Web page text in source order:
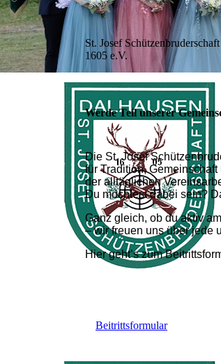
St. Josef
1605 e.V.
Werde Teil unserer
Die St. Josef
für Tradition,
der alltäglichen
Du möchtest dabei sein?
Ganz gleich, ob du aktiv
– wir freuen uns über jede
Hier geht’s zum
Beitrittsformular